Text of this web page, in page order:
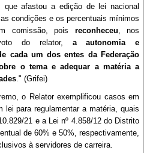
que afastou a edição de lei nacional
condições e os percentuais mínimos
comissão, pois reconheceu, nos
do relator, a autonomia e
cada um dos entes da Federação
o tema e adequar a matéria a
." (Grifei)
o Relator exemplificou casos em
lei para regulamentar a matéria, quais
21 e a Lei nº 4.858/12 do Distrito
de 60% e 50%, respectivamente,
à servidores de carreira.